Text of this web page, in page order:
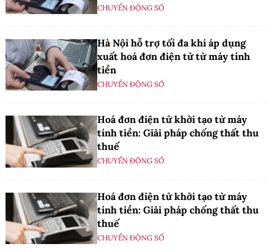
CHUYỂN ĐỘNG SỐ
Hà Nội hỗ trợ tối đa khi áp dụng
xuất hoá đơn điện tử từ máy tính
tiền
CHUYỂN ĐỘNG SỐ
Hoá đơn điện tử khởi tạo từ máy
tính tiền: Giải pháp chống thất thu
thuế
CHUYỂN ĐỘNG SỐ
Hoá đơn điện tử khởi tạo từ máy
tính tiền: Giải pháp chống thất thu
thuế
CHUYỂN ĐỘNG SỐ